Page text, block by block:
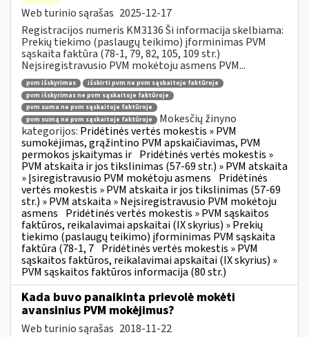
Web turinio sąrašas 2025-12-17
Registracijos numeris KM3136 Ši informacija skelbiama:
Prekių tiekimo (paslaugų teikimo) įforminimas PVM
sąskaita faktūra (78-1, 79, 82, 105, 109 str.)
Neįsiregistravusio PVM mokėtoju asmens PVM...
pvm išskyrimas
išskirti pvm ne pvm sąskaitoje faktūroje
pvm išskyrimas ne pvm sąskaitoje faktūroje
pvm suma ne pvm sąskaitoje faktūroje
pvm sumą ne pvm sąskaitoje faktūroje
Mokesčių žinyno
kategorijos: Pridėtinės vertės mokestis » PVM
sumokėjimas, grąžintino PVM apskaičiavimas, PVM
permokos įskaitymas ir Pridėtinės vertės mokestis »
PVM atskaita ir jos tikslinimas (57-69 str.) » PVM atskaita
» Įsiregistravusio PVM mokėtoju asmens Pridėtinės
vertės mokestis » PVM atskaita ir jos tikslinimas (57-69
str.) » PVM atskaita » Neįsiregistravusio PVM mokėtoju
asmens Pridėtinės vertės mokestis » PVM sąskaitos
faktūros, reikalavimai apskaitai (IX skyrius) » Prekių
tiekimo (paslaugų teikimo) įforminimas PVM sąskaita
faktūra (78-1, 7 Pridėtinės vertės mokestis » PVM
sąskaitos faktūros, reikalavimai apskaitai (IX skyrius) »
PVM sąskaitos faktūros informacija (80 str.)
Kada buvo panaikinta prievolė mokėti
avansinius PVM mokėjimus?
Web turinio sąrašas 2018-11-22